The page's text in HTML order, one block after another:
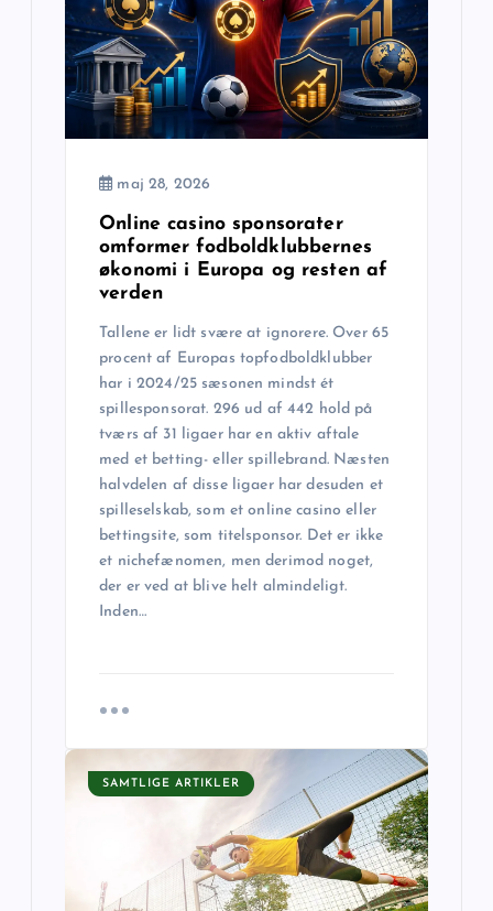
maj 28, 2026
Online casino sponsorater
omformer fodboldklubbernes
økonomi i Europa og resten af
verden
Tallene er lidt svære at ignorere. Over 65
procent af Europas topfodboldklubber
har i 2024/25 sæsonen mindst ét
spillesponsorat. 296 ud af 442 hold på
tværs af 31 ligaer har en aktiv aftale
med et betting- eller spillebrand. Næsten
halvdelen af disse ligaer har desuden et
spilleselskab, som et online casino eller
bettingsite, som titelsponsor. Det er ikke
et nichefænomen, men derimod noget,
der er ved at blive helt almindeligt.
Inden…
SAMTLIGE ARTIKLER